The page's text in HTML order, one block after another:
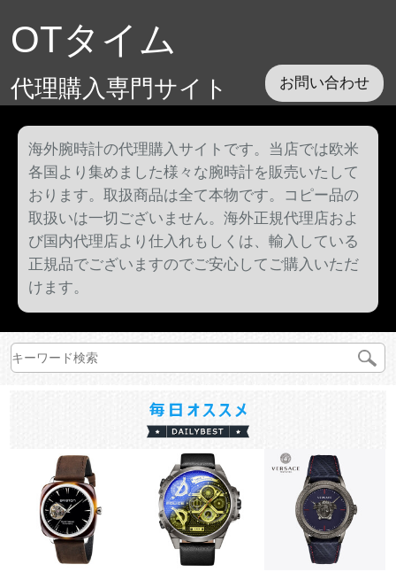
OTタイム
代理購入専門サイト お問い合わせ
海外腕時計の代理購入サイトです。当店では欧米
各国より集めました様々な腕時計を販売いたして
おります。取扱商品は全て本物です。コピー品の
取扱いは一切ございません。海外正規代理店およ
び国内代理店より仕入れもしくは、輸入している
正規品でございますのでご安心してご購入いただ
けます。